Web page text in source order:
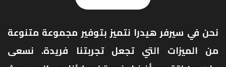
نحن في سيرفر هيدرا نتميز بتوفير مجموعة متنوعة
من الميزات التي تجعل تجربتنا فريدة. نسعى